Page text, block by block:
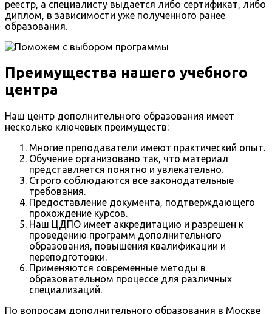
реестр, а специалисту выдается либо сертификат, либо
диплом, в зависимости уже полученного ранее
образования.
Преимущества нашего учебного
центра
Наш центр дополнительного образования имеет
несколько ключевых преимуществ:
Многие преподаватели имеют практический опыт.
Обучение организовано так, что материал
представляется понятно и увлекательно.
Строго соблюдаются все законодательные
требования.
Предоставление документа, подтверждающего
прохождение курсов.
Наш ЦДПО имеет аккредитацию и разрешен к
проведению программ дополнительного
образования, повышения квалификации и
переподготовки.
Применяются современные методы в
образовательном процессе для различных
специализаций.
По вопросам дополнительного образования в Москве